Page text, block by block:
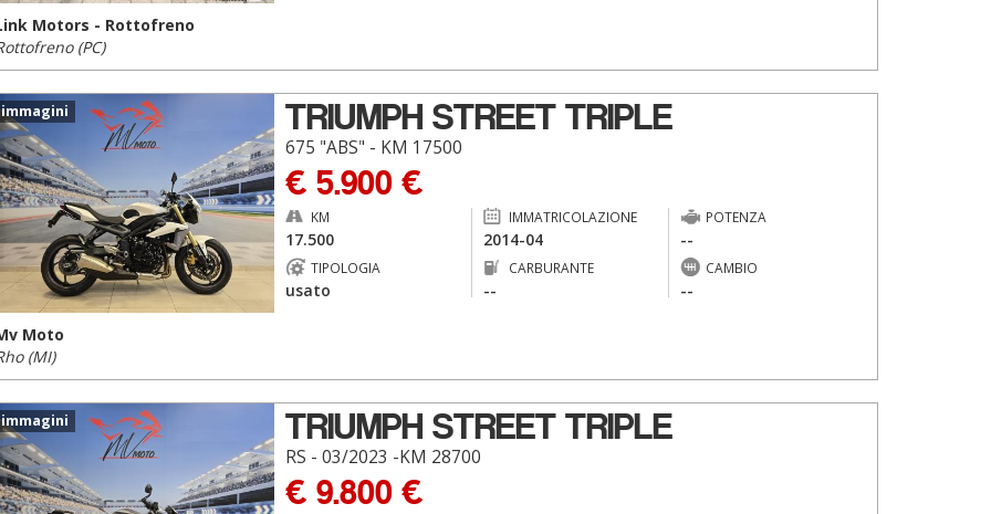
Motors - Rottofreno
(PC)
immagini TRIUMPH STREET TRIPLE
675 "ABS" - KM 17500
€ 5.900 €
KM
17.500
IMMATRICOLAZIONE
2014-04
POTENZA
--
TIPOLOGIA
usato
CARBURANTE
--
CAMBIO
--
Moto
(MI)
immagini TRIUMPH STREET TRIPLE
RS - 03/2023 -KM 28700
€ 9.800 €